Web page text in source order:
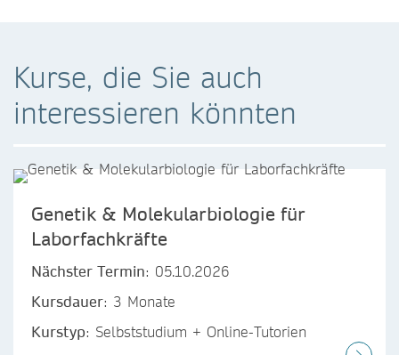
Kurse, die Sie auch
interessieren könnten
Genetik & Molekularbiologie für
Laborfachkräfte
Nächster Termin: 05.10.2026
Kursdauer: 3 Monate
Kurstyp: Selbststudium + Online-Tutorien